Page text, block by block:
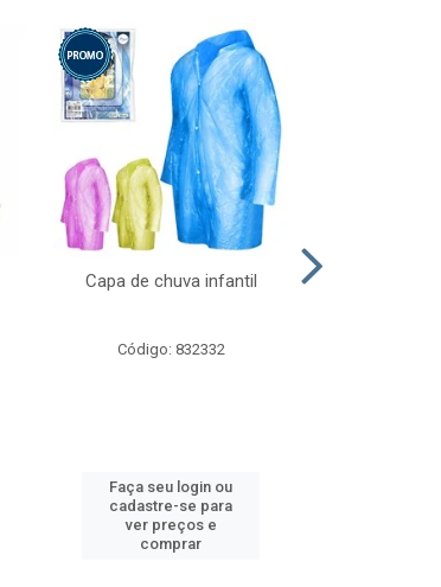
Capa de chuva infantil
Código: 832332
Faça seu login ou
cadastre-se para
ver preços e
comprar